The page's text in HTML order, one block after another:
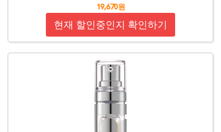
19,670원
현재 할인중인지 확인하기